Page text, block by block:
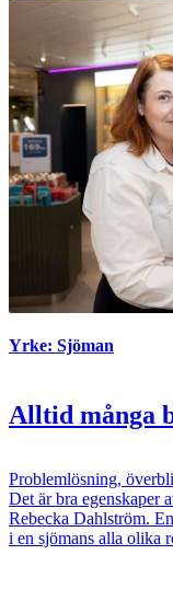
Yrke: Sjöman
Alltid många
Problemlösning,
Det är bra egenskaper
Rebecka Dahlström.
i en sjömans alla olika